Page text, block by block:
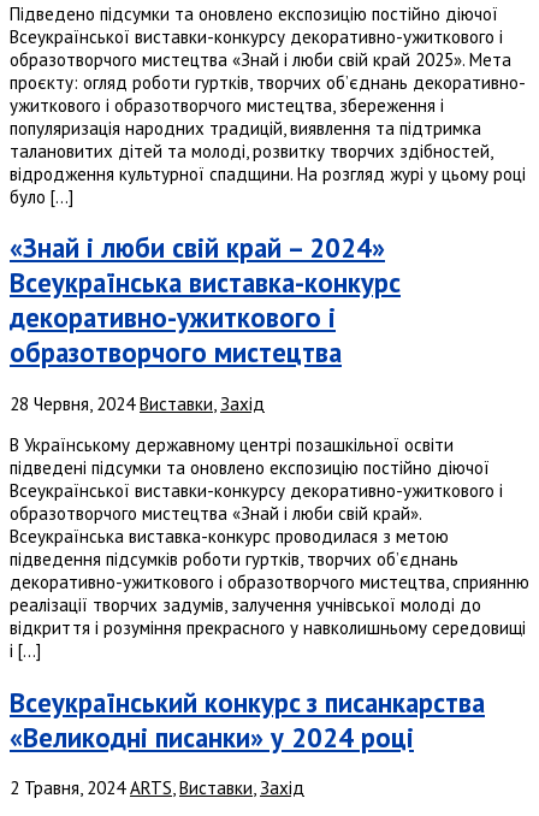
Підведено підсумки та оновлено експозицію постійно діючої
Всеукраїнської виставки-конкурсу декоративно-ужиткового і
образотворчого мистецтва «Знай і люби свій край 2025». Мета
проєкту: огляд роботи гуртків, творчих об’єднань декоративно-
ужиткового і образотворчого мистецтва, збереження і
популяризація народних традицій, виявлення та підтримка
талановитих дітей та молоді, розвитку творчих здібностей,
відродження культурної спадщини. На розгляд журі у цьому році
було […]
«Знай і люби свій край – 2024»
Всеукраїнська виставка-конкурс
декоративно-ужиткового і
образотворчого мистецтва
28 Червня, 2024 Виставки, Захід
В Українському державному центрі позашкільної освіти
підведені підсумки та оновлено експозицію постійно діючої
Всеукраїнської виставки-конкурсу декоративно-ужиткового і
образотворчого мистецтва «Знай і люби свій край».
Всеукраїнська виставка-конкурс проводилася з метою
підведення підсумків роботи гуртків, творчих об’єднань
декоративно-ужиткового і образотворчого мистецтва, сприянню
реалізації творчих задумів, залучення учнівської молоді до
відкриття і розуміння прекрасного у навколишньому середовищі
і […]
Всеукраїнський конкурc з писанкарства
«Великодні писанки» у 2024 році
2 Травня, 2024 ARTS,Виставки, Захід